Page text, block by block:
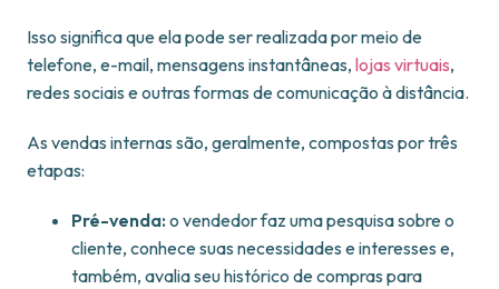
Isso significa que ela pode ser realizada por meio de
telefone, e-mail, mensagens instantâneas, lojas virtuais,
redes sociais e outras formas de comunicação à distância.
As vendas internas são, geralmente, compostas por três
etapas:
Pré-venda: o vendedor faz uma pesquisa sobre o
cliente, conhece suas necessidades e interesses e,
também, avalia seu histórico de compras para